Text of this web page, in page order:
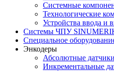
Системные
Технологические
Устройства ввода и
Системы ЧПУ
Специальное
Энкодеры
Абсолютные
Инкрементальные